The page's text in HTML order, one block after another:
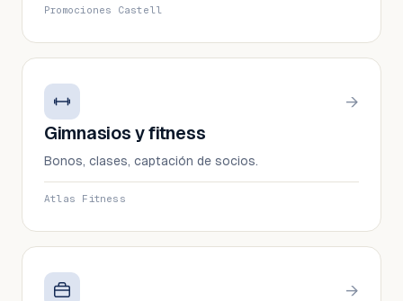
Promociones Castell
→
Gimnasios y fitness
Bonos, clases, captación de socios.
Atlas Fitness
→